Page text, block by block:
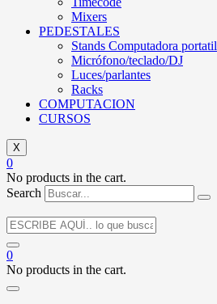
Mixers
PEDESTALES
Stands Computadora portatil
Micrófono/teclado/DJ
Luces/parlantes
Racks
COMPUTACION
CURSOS
X
0
No products in the cart.
Search
0
No products in the cart.